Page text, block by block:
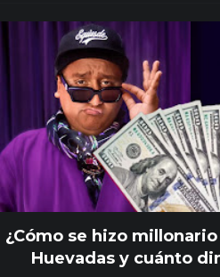
¿Cómo se hizo
Huevadas y cuánto